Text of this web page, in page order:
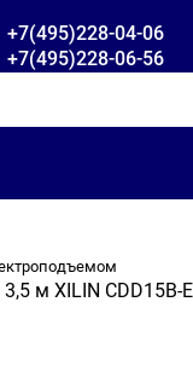
+7(495)228-04-06
+7(495)228-06-56
м XILIN CDD15B-E